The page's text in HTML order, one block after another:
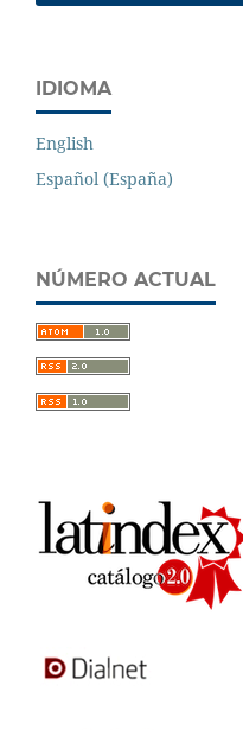
IDIOMA
English
Español (España)
NÚMERO ACTUAL